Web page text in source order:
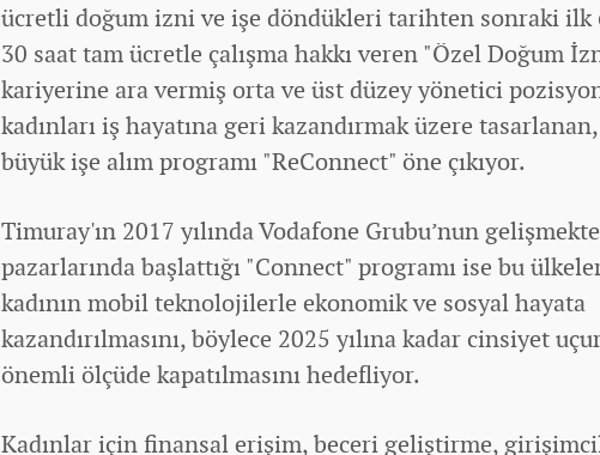
ücretli doğum izni ve işe döndükleri tarihten sonraki ilk
30 saat tam ücretle çalışma hakkı veren "Özel Doğum
kariyerine ara vermiş orta ve üst düzey yönetici
kadınları iş hayatına geri kazandırmak üzere
büyük işe alım programı "ReConnect" öne çıkıyor.
Timuray'ın 2017 yılında Vodafone Grubu’nun
pazarlarında başlattığı "Connect" programı ise bu
kadının mobil teknolojilerleekonomik ve sosyal hayata
kazandırılmasını, böylece 2025 yılına kadar cinsiyet
önemli ölçüde kapatılmasını hedefliyor.
Kadınlar için finansal erişim, beceri geliştirme,